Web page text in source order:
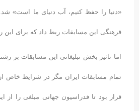
«دنیا را حفظ کنیم، آب دنیای ما است»
فرهنگی این مسابقات ربط داد که برای
اما تاثیر بخش تبلیغاتی این مسابقات بر
تمام مسابقات ایران مگر در شرایط خاص
قرار بود تا فدراسیون جهانی مبلغی را از